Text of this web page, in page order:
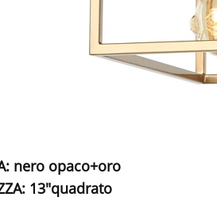
nero opaco+oro
13"quadrato